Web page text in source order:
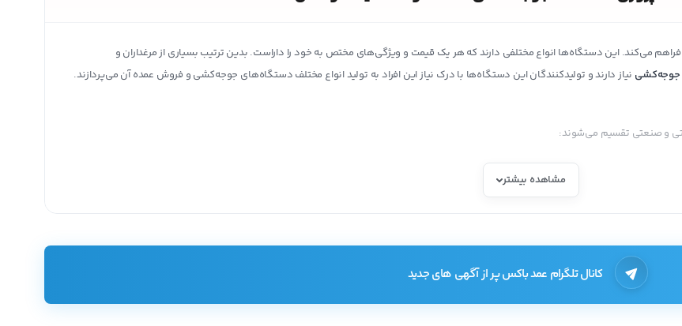
می‌کند. این دستگاه‌ها انواع مختلفی دارند که هر یک قیمت و ویژگی‌های مختص به خود را داراست. بدین ترتیب بسیاری از مرغداران و
جوجه‌کشی نیاز دارند و تولیدکنندگان این دستگاه‌ها با درک نیاز این افراد به تولید انواع مختلف دستگاه‌های جوجه‌کشی و فروش عمده آن می‌پردازند.
و صنعتی تقسیم می‌شوند:
مرغ است و بیشتر برای کسب و کارهای خانگی و کوچک کاربرد دارد.
و بسته به ابعاد قابلیت حمل و جا به جایی نیز دارند. از ویژگی‌های یک دستگاه جوجه‌کشی نیمه صنعتی خوب میتوان به بدنه ضد زنگ، کنترل ضد نویز و سیستم رطوبت‌رسانی
می‌کند.
مشاهده بیشتر
کانال تلگرام عمد باکس پر از آگهی های جدید